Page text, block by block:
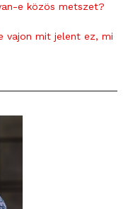
e közös metszet?
vajon mit jelent ez, mi